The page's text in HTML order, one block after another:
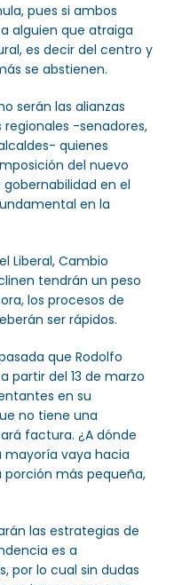
pues si ambos
alguien que atraiga
es decir del centro y
se abstienen.
serán las alianzas
regionales -senadores,
quienes
del nuevo
en el
en la
Liberal, Cambio
tendrán un peso
los procesos de
ser rápidos.
que Rodolfo
partir del 13 de marzo
en su
no tiene una
factura. ¿A dónde
mayoría vaya hacia
más pequeña,
las estrategias de
es a
por lo cual sin dudas